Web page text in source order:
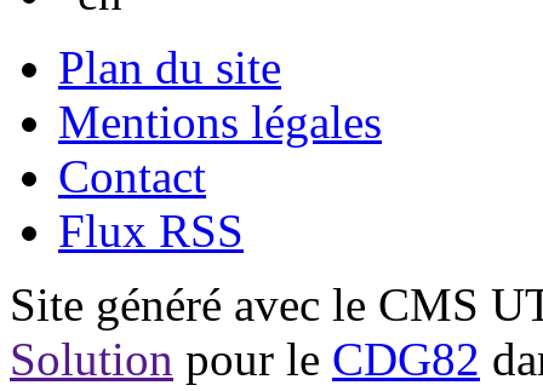
Plan du site
Mentions légales
Contact
Flux RSS
Site généré avec le CMS
Solution pour le CDG82